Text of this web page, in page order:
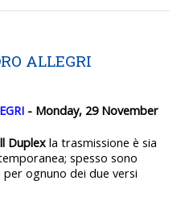
ALLEGRI
- Monday, 29 November
Duplex la trasmissione è sia
spesso sono
ognuno dei due versi